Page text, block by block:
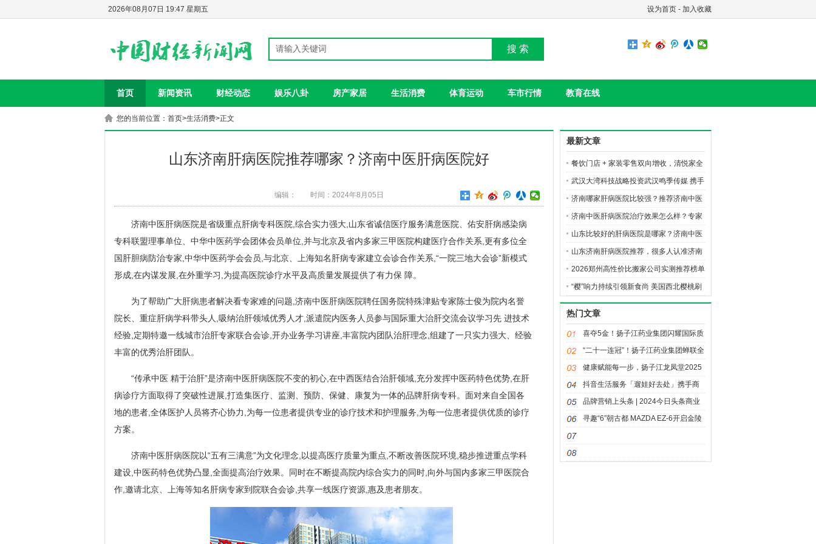
设为首页 - 加入收藏
2026年08月07日 19:47 星期五
搜 索
首页 新闻资讯 财经动态 娱乐八卦 房产家居 生活消费 体育运动 车市行情 教育在线
您的当前位置： 首页>生活消费>正文
山东济南肝病医院推荐哪家？济南中医肝病医院好
编辑： 时间：2024年8月05日
济南中医肝病医院是省级重点肝病专科医院,综合实力强大,山东省诚信医疗服务满意医院、佑安肝病感染病
专科联盟理事单位、中华中医药学会团体会员单位,并与北京及省内多家三甲医院构建医疗合作关系,更有多位全
国肝胆病防治专家,中华中医药学会会员,与北京、上海知名肝病专家建立会诊合作关系,“一院三地大会诊”新模式
形成,在内谋发展,在外重学习,为提高医院诊疗水平及高质量发展提供了有力保 障。
为了帮助广大肝病患者解决看专家难的问题,济南中医肝病医院聘任国务院特殊津贴专家陈士俊为院内名誉
院长、重症肝病学科带头人,吸纳治肝领域优秀人才,派遣院内医务人员参与国际重大治肝交流会议学习先 进技术
经验,定期特邀一线城市治肝专家联合会诊,开办业务学习讲座,丰富院内团队治肝理念,组建了一只实力强大、经验
丰富的优秀治肝团队。
“传承中医 精于治肝”是济南中医肝病医院不变的初心,在中西医结合治肝领域,充分发挥中医药特色优势,在肝
病诊疗方面取得了突破性进展,打造集医疗、监测、预防、保健、康复为一体的品牌肝病专科。面对来自全国各
地的患者,全体医护人员将齐心协力,为每一位患者提供专业的诊疗技术和护理服务,为每一位患者提供优质的诊疗
方案。
济南中医肝病医院以“五有三满意”为文化理念,以提高医疗质量为重点,不断改善医院环境,稳步推进重点学科
建设,中医药特色优势凸显,全面提高治疗效果。同时在不断提高院内综合实力的同时,向外与国内多家三甲医院合
作,邀请北京、上海等知名肝病专家到院联合会诊,共享一线医疗资源,惠及患者朋友。
最新文章
餐饮门店 + 家装零售双向增收，清悦家全
国合伙人火热招募
武汉大湾科技战略投资武汉鸣季传媒 携手
布局AI短剧数字文创赛道
济南哪家肝病医院比较强？推荐济南中医
肝病医院
济南中医肝病医院治疗效果怎么样？专家
团队如何？
山东比较好的肝病医院是哪家？济南中医
肝病医院好在哪里？
山东济南肝病医院推荐，很多人认准济南
中医肝病医院
2026郑州高性价比搬家公司实测推荐榜单
“樱”响力持续引领新食尚 美国西北樱桃刷
新高端水果消费标杆
热门文章
喜夺5金！扬子江药业集团闪耀国际质
量舞台
“二十一连冠”！扬子江药业集团蝉联全
国医药行业 QC小组成果发表一等奖总
数冠军
健康赋能每一步，扬子江龙凤堂2025
泰州马拉松赛鸣枪开跑
抖音生活服务「遛娃好去处」携手商
家构建亲子消费长效增长引擎
品牌营销上头条 | 2024今日头条商业
大会
寻趣“6”朝古都 MAZDA EZ-6开启金陵